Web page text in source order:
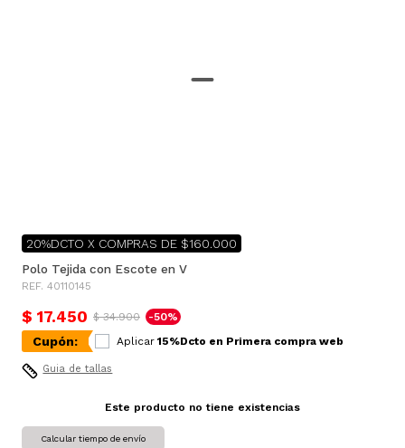
20%DCTO X COMPRAS DE $160.000
Polo Tejida con Escote en V
REF. 40110145
$ 17.450 $ 34.900 -50%
Cupón: Aplicar 15%Dcto en Primera compra web
Guia de tallas
Este producto no tiene existencias
Calcular tiempo de envío